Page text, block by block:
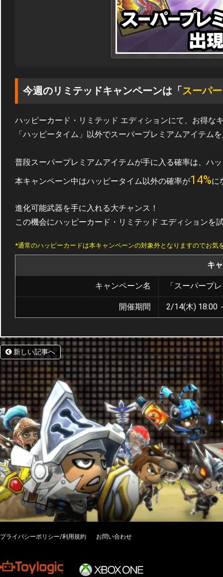
今週のリミテッドキャンペーンは「 スーパ
ハッピーカード・リミテッド エディションにて、お得な
「ハッピータイム」以外でスーパープレミアムアイテム
普段スーパープレミアムアイテムが手に入る確率は、ハ
本キャンペーン中はハッピータイム以外の確率が14%に
進化可能武器を手に入れる大チャンス！
この機会にハッピーカード・リミテッド エディションを
*通常のハッピーカードは本キャンペーンの対象外となりますのでお気
キ
キャンペーン名 「スーパープ
開催期間 2/14(木) 18:00
新しい記事へ
プライバシーポリシー/利用規約 お問い合わせ